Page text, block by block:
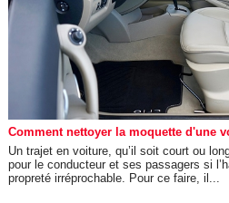
Comment nettoyer la moquette d'une
Un trajet en voiture, qu’il soit court ou
pour le conducteur et ses passagers si
propreté irréprochable. Pour ce faire, il...